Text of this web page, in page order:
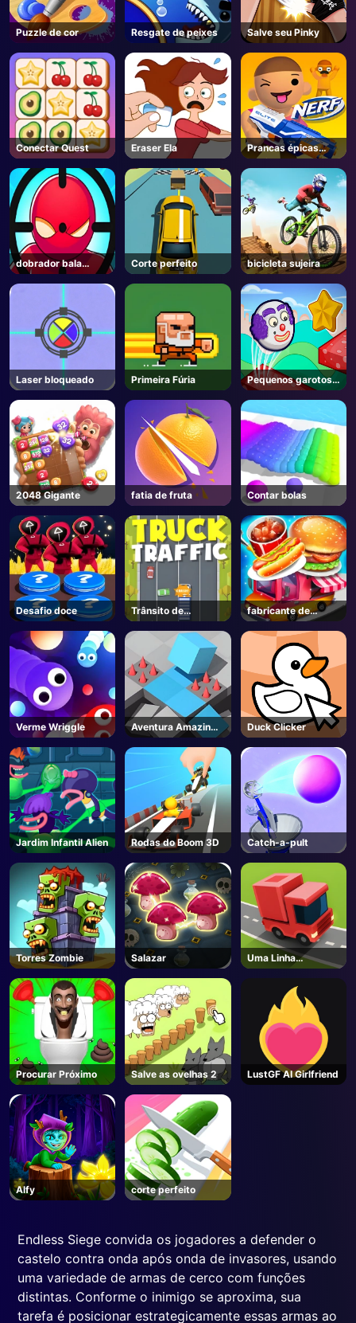
Puzzle de cor Resgate de peixes Salve seu Pinky
Conectar Quest Eraser Ela
Prancas épicas
Nerf
dobrador bala
online
Corte perfeito bicicleta sujeira
Laser bloqueado Primeira Fúria
Pequenos garotos
saltando
2048 Gigante fatia de fruta Contar bolas
Desafio doce
Trânsito de
caminhões
fabricante de
alimentos de rua
Verme Wriggle
Aventura Amazing
Cube
Duck Clicker
Jardim Infantil Alien Rodas do Boom 3D Catch-a-pult
Torres Zombie Salazar
Uma Linha
Expressa
Procurar Próximo Salve as ovelhas 2 LustGF AI Girlfriend
Alfy corte perfeito
Endless Siege convida os jogadores a defender o
castelo contra onda após onda de invasores, usando
uma variedade de armas de cerco com funções
distintas. Conforme o inimigo se aproxima, sua
tarefa é posicionar estrategicamente essas armas ao